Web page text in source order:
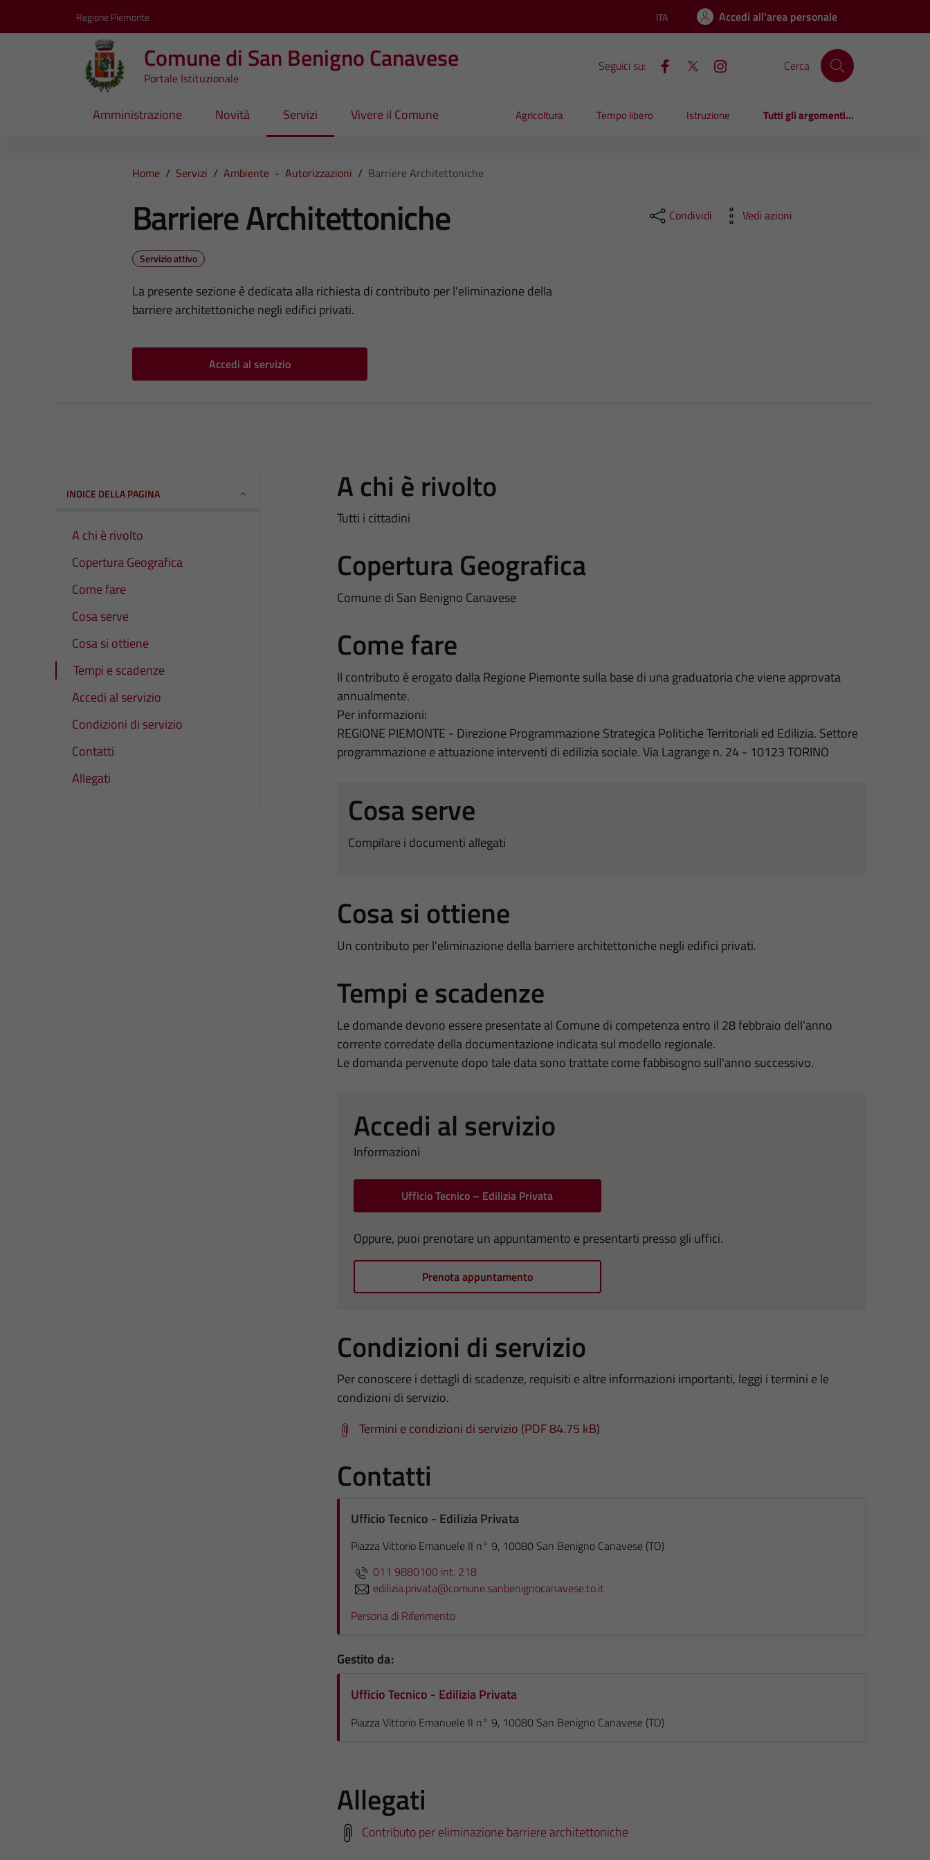
Regione Piemonte Lingua attiva:
ITA Accedi all'area personale
Comune di San Benigno Canavese
Portale Istituzionale
Seguici su: Cerca
Amministrazione Novità Servizi Vivere il Comune Agricoltura Tempo libero Istruzione Tutti gli argomenti...
Home / Servizi / Ambiente - Autorizzazioni / Barriere Architettoniche
Barriere Architettoniche
Servizio attivo
La presente sezione è dedicata alla richiesta di contributo per l'eliminazione della
barriere architettoniche negli edifici privati.
Accedi al servizio
Condividi Vedi azioni
INDICE DELLA PAGINA
A chi è rivolto
Copertura Geografica
Come fare
Cosa serve
Cosa si ottiene
Tempi e scadenze
Accedi al servizio
Condizioni di servizio
Contatti
Allegati
A chi è rivolto
Tutti i cittadini
Copertura Geografica
Comune di San Benigno Canavese
Come fare
Il contributo è erogato dalla Regione Piemonte sulla base di una graduatoria che viene approvata
annualmente.
Per informazioni:
REGIONE PIEMONTE - Direzione Programmazione Strategica Politiche Territoriali ed Edilizia. Settore
programmazione e attuazione interventi di edilizia sociale. Via Lagrange n. 24 - 10123 TORINO
Cosa serve
Compilare i documenti allegati
Cosa si ottiene
Un contributo per l'eliminazione della barriere architettoniche negli edifici privati.
Tempi e scadenze
Le domande devono essere presentate al Comune di competenza entro il 28 febbraio dell'anno
corrente corredate della documentazione indicata sul modello regionale.
Le domanda pervenute dopo tale data sono trattate come fabbisogno sull'anno successivo.
Accedi al servizio
Informazioni
Ufficio Tecnico – Edilizia Privata
Oppure, puoi prenotare un appuntamento e presentarti presso gli uffici.
Prenota appuntamento
Condizioni di servizio
Per conoscere i dettagli di scadenze, requisiti e altre informazioni importanti, leggi i termini e le
condizioni di servizio.
Termini e condizioni di servizio (PDF 84.75 kB)
Contatti
Ufficio Tecnico - Edilizia Privata
Piazza Vittorio Emanuele II n° 9, 10080 San Benigno Canavese (TO)
011 9880100 int. 218
edilizia.privata@comune.sanbenignocanavese.to.it
Persona di Riferimento
Gestito da:
Ufficio Tecnico - Edilizia Privata
Piazza Vittorio Emanuele II n° 9, 10080 San Benigno Canavese (TO)
Allegati
Contributo per eliminazione barriere architettoniche